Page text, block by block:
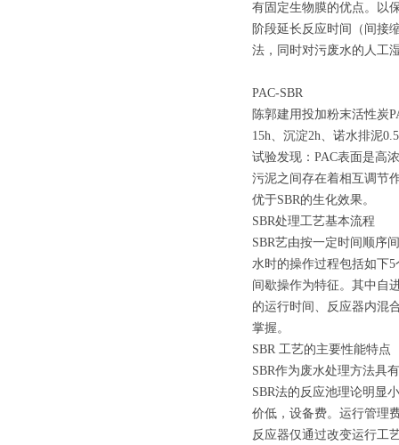
有固定生物膜的优点。以
阶段延长反应时间（间接
法，同时对污废水的人工
PAC-SBR
陈郭建用投加粉末活性炭
15h、沉淀2h、诺水排泥
试验发现：PAC表面是高
污泥之间存在着相互调节
优于SBR的生化效果。
SBR处理工艺基本流程
SBR艺由按一定时间顺序
水时的操作过程包括如
间歇操作为特征。其中自
的运行时间、反应器内混
掌握。
SBR 工艺的主要性能特点
SBR作为废水处理方法具
SBR法的反应池理论明显
价低，设备费。运行管理
反应器仅通过改变运行工